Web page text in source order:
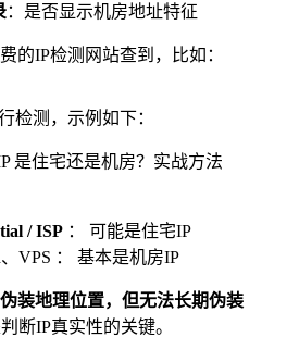
：是否显示机房地址特征
的IP检测网站查到，比如：
检测，示例如下：
/ ISP ： 可能是住宅IP
VPS ： 基本是机房IP
装地理位置，但无法长期伪装
断IP真实性的关键。